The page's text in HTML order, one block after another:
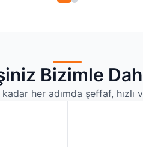
Bizimle
her adımda şeffaf, hızlı